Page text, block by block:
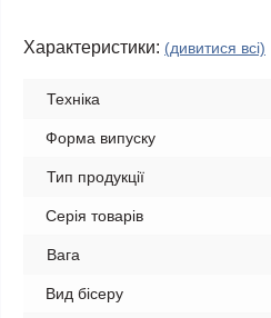
Характеристики: (дивитися всі)
Техніка
Форма випуску
Тип продукції
Серія товарів
Вага
Вид бісеру